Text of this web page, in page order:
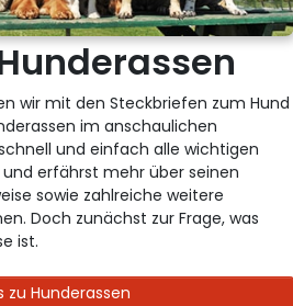
wir mit den Steckbriefen zum Hund
im anschaulichen
und einfach alle wichtigen
erfährst mehr über seinen
sowie zahlreiche weitere
Doch zunächst zur Frage, was
ist.
zu Hunderassen